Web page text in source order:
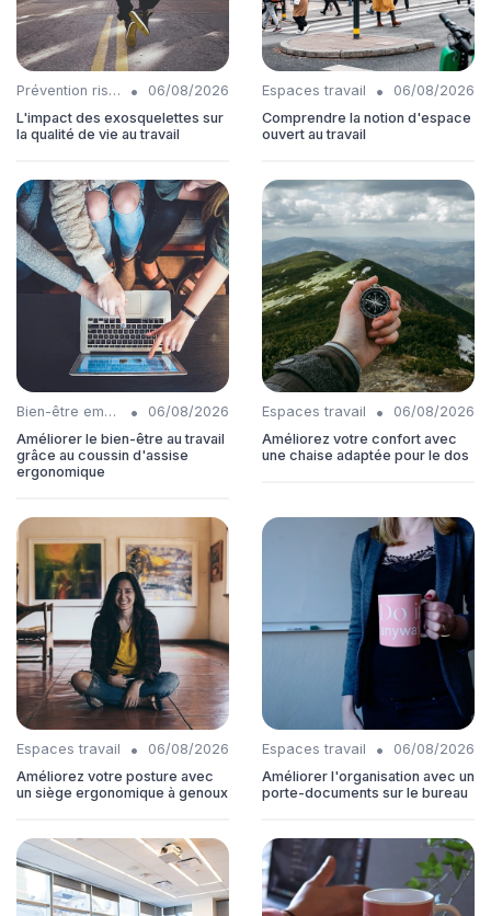
Prévention risques •
06/08/2026
L'impact des exosquelettes sur
la qualité de vie au travail
Espaces travail •
06/08/2026
Comprendre la notion d'espace
ouvert au travail
Bien-être employés •
06/08/2026
Améliorer le bien-être au travail
grâce au coussin d'assise
ergonomique
Espaces travail •
06/08/2026
Améliorez votre confort avec
une chaise adaptée pour le dos
Espaces travail •
06/08/2026
Améliorez votre posture avec
un siège ergonomique à genoux
Espaces travail •
06/08/2026
Améliorer l'organisation avec un
porte-documents sur le bureau